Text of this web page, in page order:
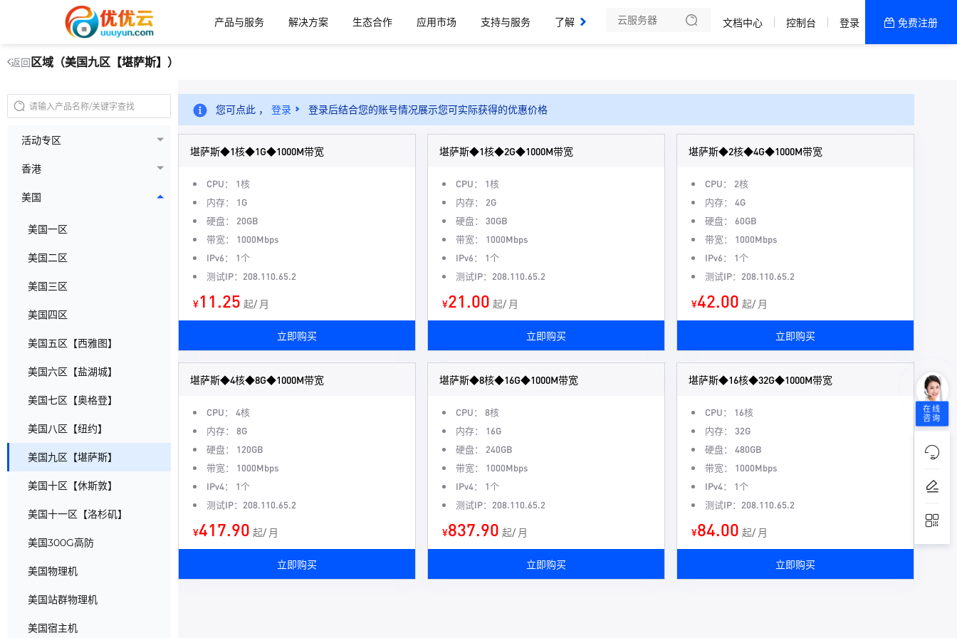
产品与服务 解决方案 生态合作 应用市场 支持与服务
了解我们
文档中心 控制台 登录 免费注册
返回 区域（美国九区【堪萨斯】）
活动专区
香港
美国
美国一区
美国二区
美国三区
美国四区
美国五区【西雅图】
美国六区【盐湖城】
美国七区【奥格登】
美国八区【纽约】
美国九区【堪萨斯】
美国十区【休斯敦】
美国十一区【洛杉矶】
美国300G高防
美国物理机
美国站群物理机
美国宿主机
您可点此 ， 登录 登录后结合您的账号情况展示您可实际获得的优惠价格
堪萨斯◆1核◆1G◆1000M带宽
CPU： 1核
内存： 1G
硬盘： 20GB
带宽： 1000Mbps
IPv6： 1个
测试IP：208.110.65.2
¥11.25 起/ 月
立即购买
堪萨斯◆1核◆2G◆1000M带宽
CPU： 1核
内存： 2G
硬盘： 30GB
带宽： 1000Mbps
IPv6： 1个
测试IP：208.110.65.2
¥21.00 起/ 月
立即购买
堪萨斯◆2核◆4G◆1000M带宽
CPU： 2核
内存： 4G
硬盘： 60GB
带宽： 1000Mbps
IPv6： 1个
测试IP：208.110.65.2
¥42.00 起/ 月
立即购买
堪萨斯◆4核◆8G◆1000M带宽
CPU： 4核
内存： 8G
硬盘： 120GB
带宽： 1000Mbps
IPv4： 1个
测试IP：208.110.65.2
¥417.90 起/ 月
立即购买
堪萨斯◆8核◆16G◆1000M带宽
CPU： 8核
内存： 16G
硬盘： 240GB
带宽： 1000Mbps
IPv4： 1个
测试IP：208.110.65.2
¥837.90 起/ 月
立即购买
堪萨斯◆16核◆32G◆1000M带宽
CPU： 16核
内存： 32G
硬盘： 480GB
带宽： 1000Mbps
IPv4： 1个
测试IP：208.110.65.2
¥84.00 起/ 月
立即购买
在线
咨询